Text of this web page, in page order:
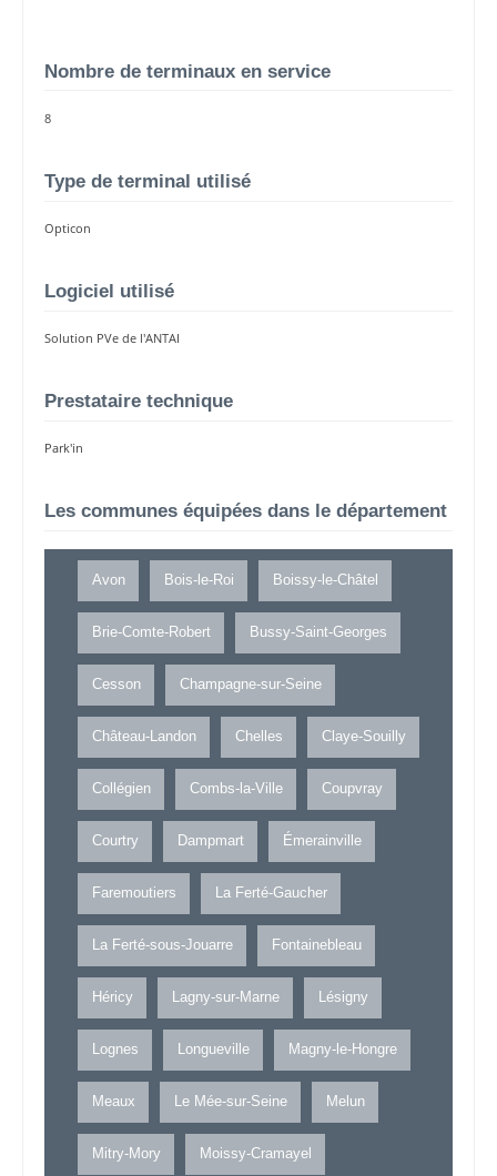
Nombre de terminaux en service
8
Type de terminal utilisé
Opticon
Logiciel utilisé
Solution PVe de l'ANTAI
Prestataire technique
Park'in
Les communes équipées dans le département
Avon Bois-le-Roi Boissy-le-Châtel
Brie-Comte-Robert Bussy-Saint-Georges
Cesson Champagne-sur-Seine
Château-Landon Chelles Claye-Souilly
Collégien Combs-la-Ville Coupvray
Courtry Dampmart Émerainville
Faremoutiers La Ferté-Gaucher
La Ferté-sous-Jouarre Fontainebleau
Héricy Lagny-sur-Marne Lésigny
Lognes Longueville Magny-le-Hongre
Meaux Le Mée-sur-Seine Melun
Mitry-Mory Moissy-Cramayel